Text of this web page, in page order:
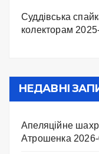
Суддівська
колекторам
НЕДАВНІ
Апеляційне
Атрошенка